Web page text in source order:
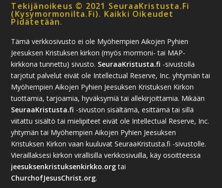
Tekijänoikeus © 2021 SeuraaKristusta.fi
(kysymormonilta.fi). Kaikki Oikeudet
Pidätetään.
Tämä verkkosivusto ei ole Myöhempien Aikojen Pyhien
Jeesuksen Kristuksen kirkon (myös mormoni- tai MAP-
kirkkona tunnettu) sivusto. SeuraaKristusta.fi -sivustolla
tarjotut palvelut eivät ole Intellectual Reserve, Inc. yhtymän tai
Myöhempien Aikojen Pyhien Jeesuksen Kristuksen Kirkon
tuottamia, tarjoamia, hyväksymiä tai allekirjoittamia. Mikään
SeuraaKristusta.fi -sivuston sisältämä, esittämä tai sillä
viitattu sisältö tai mielipiteet eivät ole Intellectual Reserve, Inc.
yhtymän tai Myöhempien Aikojen Pyhien Jeesuksen
Kristuksen Kirkon vaan kuuluvat SeuraaKristusta.fi -sivustolle.
Vieraillaksesi kirkon virallisilla verkkosivuilla, käy osoitteessa
jeesuksenkristuksenkirkko.orgtai
ChurchofJesusChrist.org.